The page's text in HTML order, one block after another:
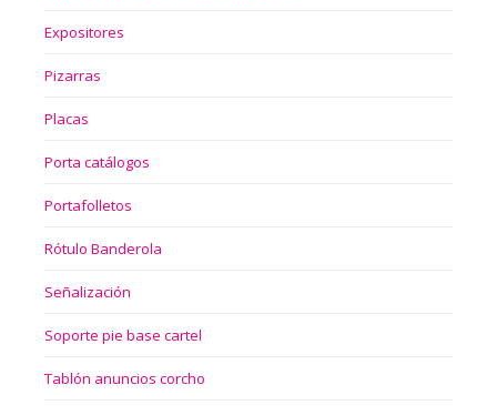
Expositores
Pizarras
Placas
Porta catálogos
Portafolletos
Rótulo Banderola
Señalización
Soporte pie base cartel
Tablón anuncios corcho